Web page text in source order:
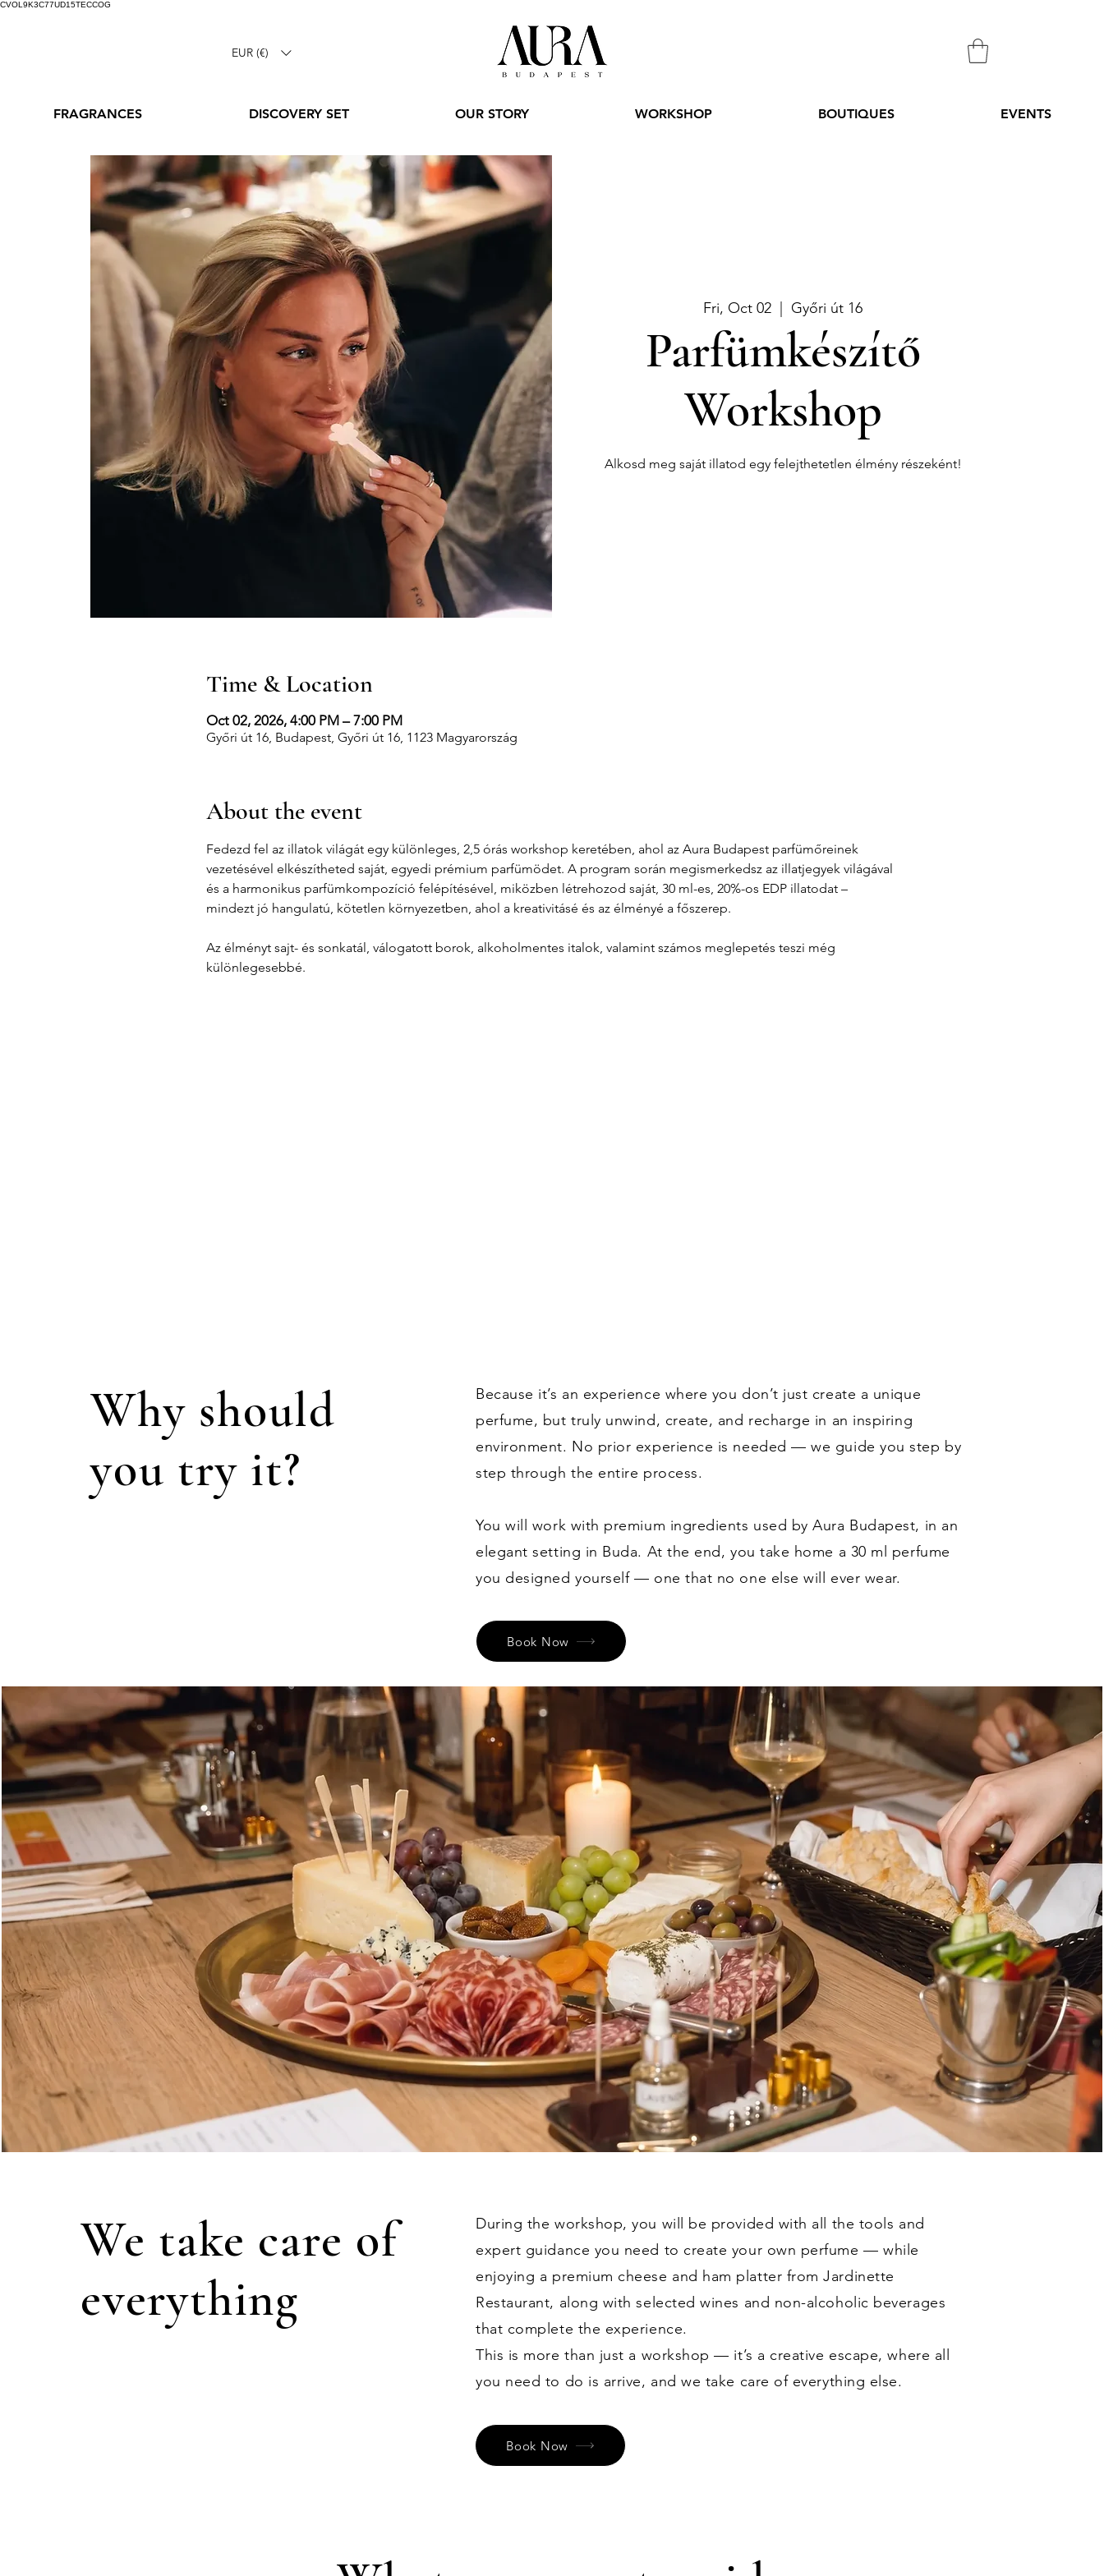
CVOL9K3C77UD15TECCOG
EUR (€)
FRAGRANCES DISCOVERY SET OUR STORY WORKSHOP BOUTIQUES EVENTS
Fri, Oct 02 Győri út 16
Parfümkészítő
Workshop
Alkosd meg saját illatod egy felejthetetlen élmény részeként!
Time & Location
Oct 02, 2026, 4:00 PM – 7:00 PM
Győri út 16, Budapest, Győri út 16, 1123 Magyarország
About the event
Fedezd fel az illatok világát egy különleges, 2,5 órás workshop keretében, ahol az Aura Budapest parfümőreinek
vezetésével elkészítheted saját, egyedi prémium parfümödet. A program során megismerkedsz az illatjegyek világával
és a harmonikus parfümkompozíció felépítésével, miközben létrehozod saját, 30 ml-es, 20%-os EDP illatodat –
mindezt jó hangulatú, kötetlen környezetben, ahol a kreativitásé és az élményé a főszerep.
Az élményt sajt- és sonkatál, válogatott borok, alkoholmentes italok, valamint számos meglepetés teszi még
különlegesebbé.
Why should
you try it?
Because it’s an experience where you don’t just create a unique
perfume, but truly unwind, create, and recharge in an inspiring
environment. No prior experience is needed — we guide you step by
step through the entire process.
You will work with premium ingredients used by Aura Budapest, in an
elegant setting in Buda. At the end, you take home a 30 ml perfume
you designed yourself — one that no one else will ever wear.
Book Now
We take care of
everything
During the workshop, you will be provided with all the tools and
expert guidance you need to create your own perfume — while
enjoying a premium cheese and ham platter from Jardinette
Restaurant, along with selected wines and non-alcoholic beverages
that complete the experience.
This is more than just a workshop — it’s a creative escape, where all
you need to do is arrive, and we take care of everything else.
Book Now